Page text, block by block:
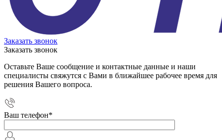
Заказать звонок
Заказать звонок
Оставьте Ваше сообщение и контактные данные и наши
специалисты свяжутся с Вами в ближайшее рабочее время для
решения Вашего вопроса.
Ваш телефон*